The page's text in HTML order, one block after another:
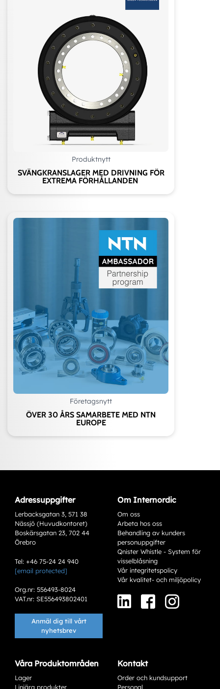
Produktnytt
SVÄNGKRANSLAGER MED DRIVNING FÖR
EXTREMA FÖRHÅLLANDEN
Företagsnytt
ÖVER 30 ÅRS SAMARBETE MED NTN
EUROPE
Varianter
Add to existing cart row
Adressuppgifter
Lerbacksgatan 3, 571 38
Nässjö (Huvudkontoret)
Boskärsgatan 23, 702 44
Örebro
Tel: +46 75-24 24 940
[email protected]
Org.nr: 556493-8024
VAT.nr: SE556493802401
Anmäl dig till vårt
nyhetsbrev
Om Internordic
Om oss
Arbeta hos oss
Behandling av kunders
personuppgifter
Qnister Whistle - System för
visselblåsning
Vår integritetspolicy
Vår kvalitet- och miljöpolicy
Våra Produktområden
Lager
Linjära produkter
Kontakt
Order och kundsupport
Personal